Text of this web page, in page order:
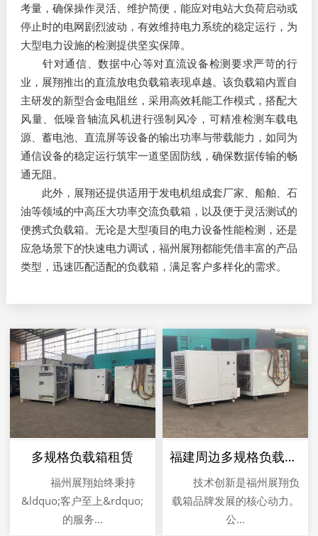
考量，确保操作灵活、维护简便，能应对电站大负荷启动或
停止时的电网剧烈波动，有效维持电力系统的稳定运行，为
大型电力设施的检测提供坚实保障。​
针对通信、数据中心等对直流设备检测要求严苛的行
业，展翔推出的直流放电负载箱表现卓越。该负载箱内置自
主研发的新型合金电阻丝，采用高效耗能工作模式，搭配大
风量、低噪音轴流风机进行强制风冷，可精准检测车载电
源、蓄电池、直流屏等设备的输出功率与带载能力，如同为
通信设备的稳定运行筑牢一道坚固防线，确保数据传输的畅
通无阻。​
此外，展翔还提供适用于发电机组成套厂家、船舶、石
油等领域的中高压大功率交流负载箱，以及便于灵活测试的
便携式负载箱。无论是大型项目的电力设备性能检测，还是
应急场景下的快速电力调试，福州展翔都能凭借丰富的产品
类型，迅速匹配适配的负载箱，满足客户多样化的需求。
多规格负载箱租赁
福州展翔始终秉持
&ldquo;客户至上&rdquo;
的服务...
福建周边多规格负载柜租赁
技术创新是福州展翔负
载箱品牌发展的核心动力。
公...